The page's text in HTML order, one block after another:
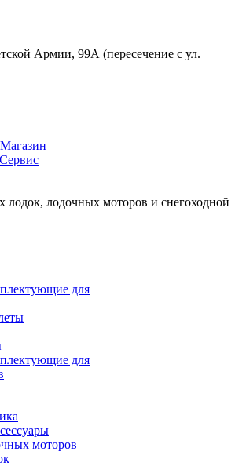
Армии, 99А (пересечение с ул.
Магазин
Сервис
лодочных моторов и снегоходной
для
для
моторов